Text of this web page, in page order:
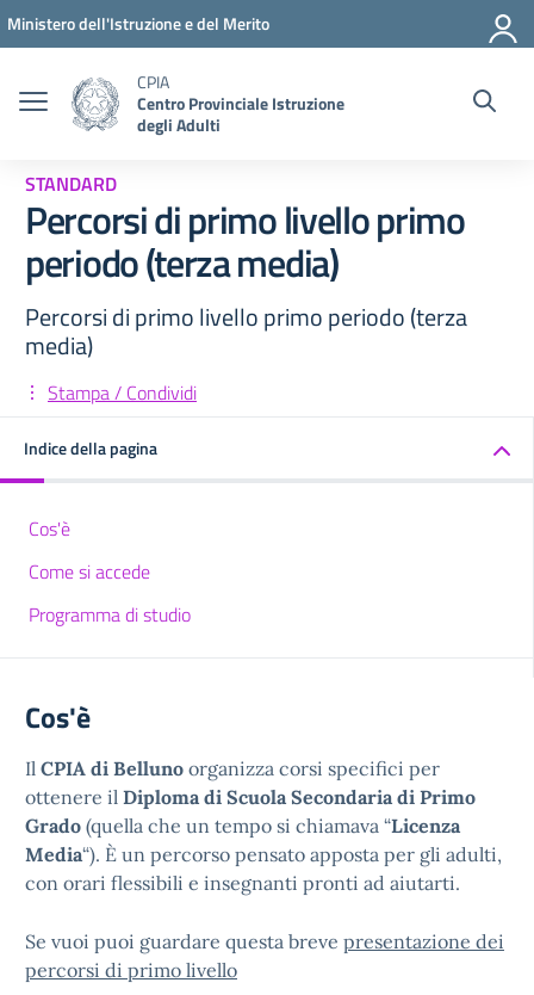
Vai ai contenuti
Vai al menu di navigazione
Vai al footer
Ministero dell'Istruzione e del Merito
CPIA
Centro Provinciale Istruzione
degli Adulti
STANDARD
Percorsi di primo livello primo
periodo (terza media)
Percorsi di primo livello primo periodo (terza
media)
Stampa / Condividi
Indice della pagina
Cos'è
Come si accede
Programma di studio
Cos'è
Il CPIA di Belluno organizza corsi specifici per
ottenere il Diploma di Scuola Secondaria di Primo
Grado (quella che un tempo si chiamava “Licenza
Media“). È un percorso pensato apposta per gli adulti,
con orari flessibili e insegnanti pronti ad aiutarti.
Se vuoi puoi guardare questa breve presentazione dei
percorsi di primo livello